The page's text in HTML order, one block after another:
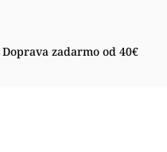
Doprava zadarmo od 40€